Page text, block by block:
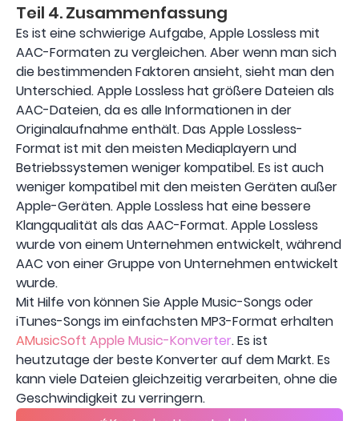
Teil 4. Zusammenfassung
Es ist eine schwierige Aufgabe, Apple Lossless mit
AAC-Formaten zu vergleichen. Aber wenn man sich
die bestimmenden Faktoren ansieht, sieht man den
Unterschied. Apple Lossless hat größere Dateien als
AAC-Dateien, da es alle Informationen in der
Originalaufnahme enthält. Das Apple Lossless-
Format ist mit den meisten Mediaplayern und
Betriebssystemen weniger kompatibel. Es ist auch
weniger kompatibel mit den meisten Geräten außer
Apple-Geräten. Apple Lossless hat eine bessere
Klangqualität als das AAC-Format. Apple Lossless
wurde von einem Unternehmen entwickelt, während
AAC von einer Gruppe von Unternehmen entwickelt
wurde.
Mit Hilfe von können Sie Apple Music-Songs oder
iTunes-Songs im einfachsten MP3-Format erhalten
AMusicSoft Apple Music-Konverter. Es ist
heutzutage der beste Konverter auf dem Markt. Es
kann viele Dateien gleichzeitig verarbeiten, ohne die
Geschwindigkeit zu verringern.